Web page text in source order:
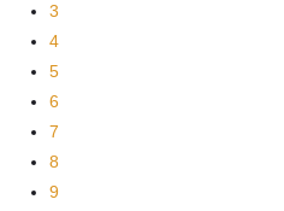
3
4
5
6
7
8
9